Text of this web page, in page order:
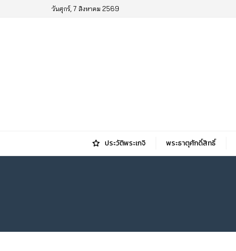
วันศุกร์, 7 สิงหาคม 2569
ประวัติพระเกจิ พระธาตุศักดิ์สิทธิ์